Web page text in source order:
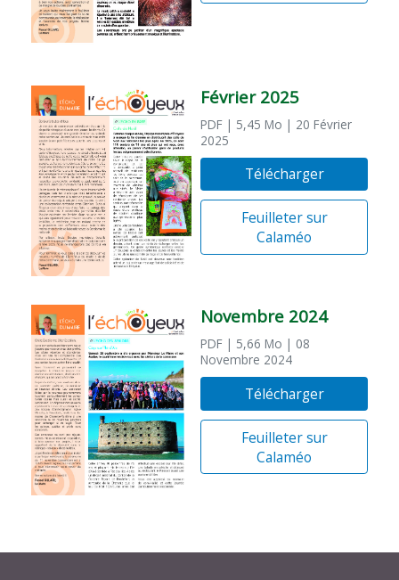
Février 2025
PDF | 5,45 Mo | 20 Février
2025
Télécharger
Feuilleter sur
Calaméo
Novembre 2024
PDF | 5,66 Mo | 08
Novembre 2024
Télécharger
Feuilleter sur
Calaméo